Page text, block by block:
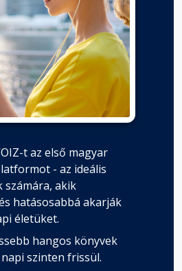
t az első magyar
- az ideális
számára, akik
hatásosabbá akarják
életüket.
hangos könyvek
szinten frissül.